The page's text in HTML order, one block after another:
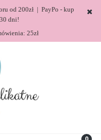
od 200zł | PayPo - kup
dni!
25zł